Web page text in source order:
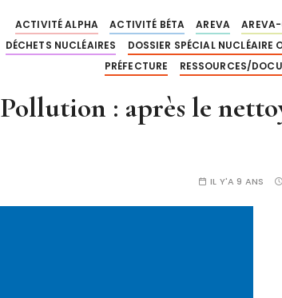
ACTIVITÉ ALPHA ACTIVITÉ BÉTA AREVA
DÉCHETS NUCLÉAIRES
DOSSIER SPÉCIAL NUCLÉAIRE
PRÉFECTURE
RESSOURCES/
Pollution : après le
IL Y'A 9 ANS